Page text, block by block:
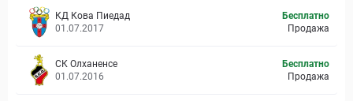
КД Кова Пиедад
01.07.2017
Бесплатно
Продажа
СК Олханенсе
01.07.2016
Бесплатно
Продажа